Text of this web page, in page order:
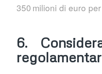
350 milioni di euro
6.